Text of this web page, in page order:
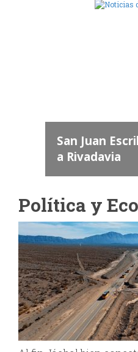
San Juan
a Rivadavia
Política y